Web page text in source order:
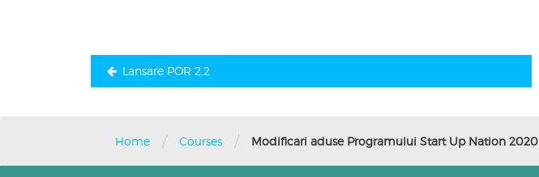
Lansare POR 2.2
Home / Courses / Modificari aduse Programului Start Up Nation 2020